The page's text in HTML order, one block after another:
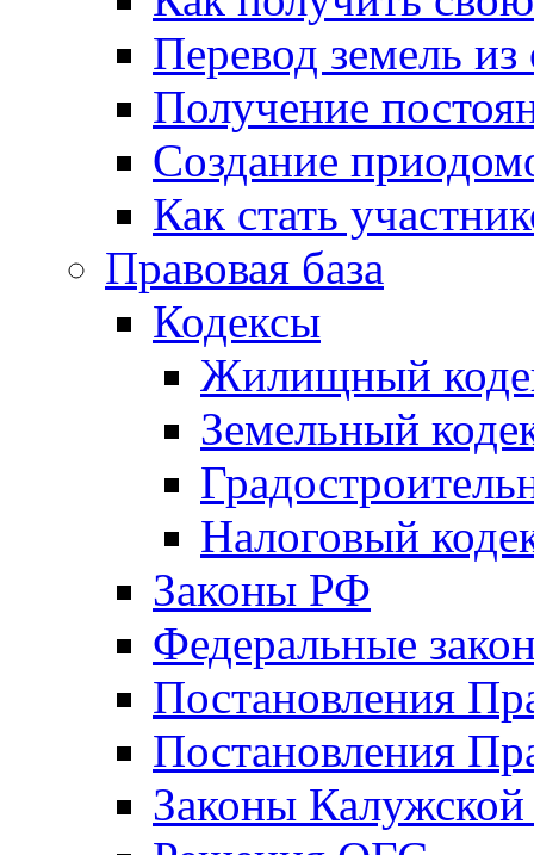
Перевод земель
Получение
Создание
Как стать
Правовая база
Кодексы
Жилищный
Земельный
Налоговый
Законы РФ
Федеральные
Постановления
Постановления
Законы Калужской